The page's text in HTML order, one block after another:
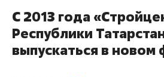
С 2013 года
Республики
выпускаться в новом